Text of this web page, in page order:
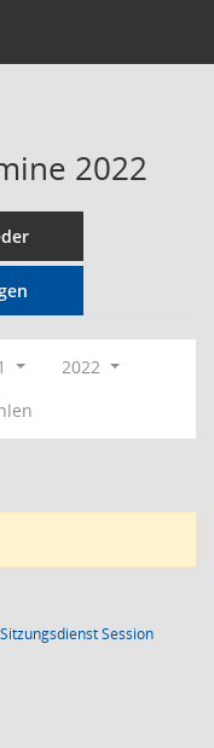
2022
2022
SitzungsdienstSession(Wird in